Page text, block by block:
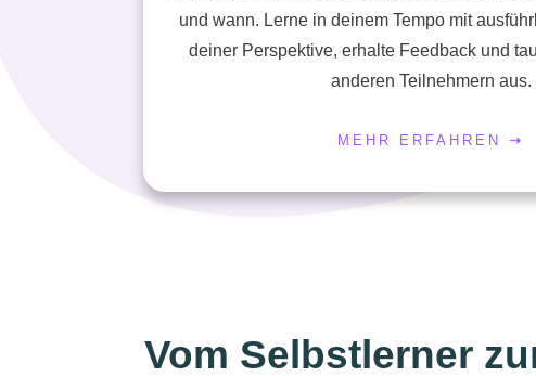
und wann. Lerne in deinem Tempo mit
deiner Perspektive, erhalte Feedback und
anderen Teilnehmern aus.
MEHR ERFAHREN ➝
Vom Selbstlerner